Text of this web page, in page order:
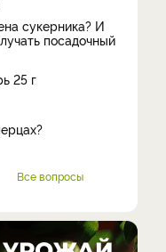
сукерника? И
посадочный
25 г
Все вопросы